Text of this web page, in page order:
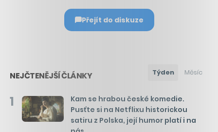
Přejít do diskuze
NEJČTENĚJŠÍ ČLÁNKY Týden Měsíc
1
Kam se hrabou české komedie.
Pusťte si na Netflixu historickou
satiru z Polska, její humor platí i na